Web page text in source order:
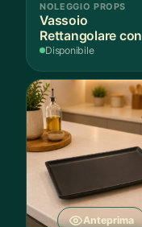
NOLEGGIO PROPS
Vassoio
Rettangolare con
Fantasia
Disponibile
Anteprima